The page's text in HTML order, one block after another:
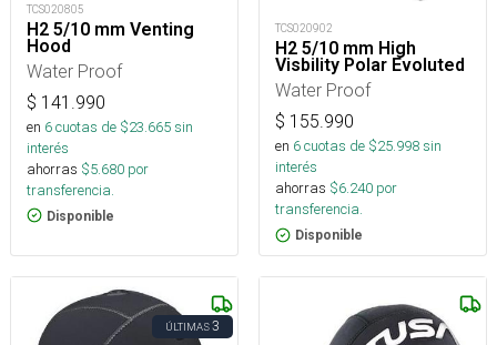
TCS020805
H2 5/10 mm Venting
Hood
Water Proof
$ 141.990
en 6cuotas de $23.665sin
interés
ahorras $5.680 por
transferencia.
Disponible
TCS020902
H2 5/10 mm High
Visbility Polar Evoluted
Water Proof
$ 155.990
en 6cuotas de $25.998sin
interés
ahorras $6.240 por
transferencia.
Disponible
ÚLTIMAS3